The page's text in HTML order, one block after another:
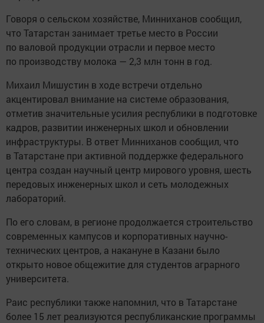
Говоря о сельском хозяйстве, Минниханов сообщил,
что Татарстан занимает третье место в России
по валовой продукции отрасли и первое место
по производству молока — 2,3 млн тонн в год.
Михаил Мишустин в ходе встречи отдельно
акцентировал внимание на системе образования,
отметив значительные усилия республики в подготовке
кадров, развитии инженерных школ и обновлении
инфраструктуры. В ответ Минниханов сообщил, что
в Татарстане при активной поддержке федерального
центра создан научный центр мирового уровня, шесть
передовых инженерных школ и сеть молодежных
лабораторий.
По его словам, в регионе продолжается строительство
современных кампусов и корпоративных научно-
технических центров, а накануне в Казани было
открыто новое общежитие для студентов аграрного
университета.
Раис республики также напомнил, что в Татарстане
более 15 лет реализуются республиканские программы